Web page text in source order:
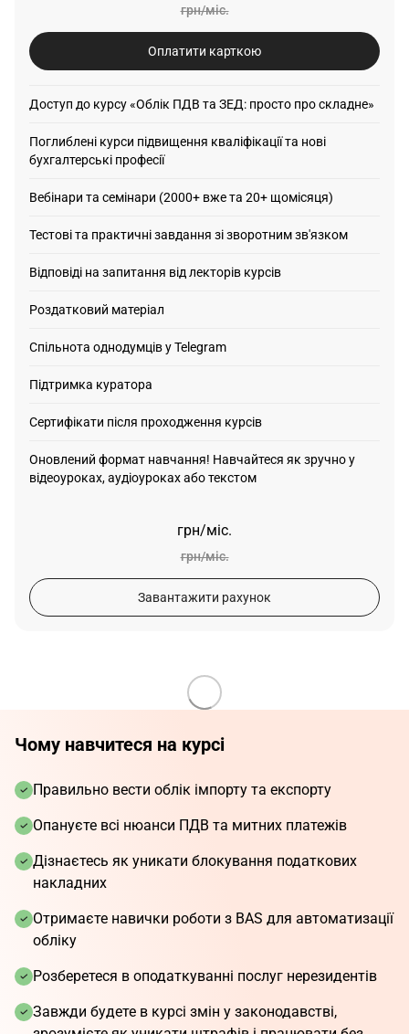
грн/міс.
Оплатити карткою
Доступ до курсу «Облік ПДВ та ЗЕД: просто про складне»
Поглиблені курси підвищення кваліфікації та нові
бухгалтерські професії
Вебінари та семінари (2000+ вже та 20+ щомісяця)
Тестові та практичні завдання зі зворотним зв'язком
Відповіді на запитання від лекторів курсів
Роздатковий матеріал
Спільнота однодумців у Telegram
Підтримка куратора
Сертифікати після проходження курсів
Оновлений формат навчання! Навчайтеся як зручно у
відеоуроках, аудіоуроках або текстом
грн/міс.
грн/міс.
Завантажити рахунок
Чому навчитеся на курсі
Правильно вести облік імпорту та експорту
Опануєте всі нюанси ПДВ та митних платежів
Дізнаєтесь як уникати блокування податкових
накладних
Отримаєте навички роботи з BAS для автоматизації
обліку
Розберетеся в оподаткуванні послуг нерезидентів
Завжди будете в курсі змін у законодавстві,